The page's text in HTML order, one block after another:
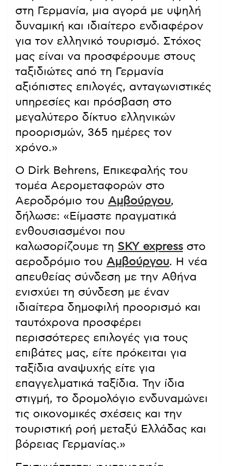
στη Γερμανία, μια αγορά με υψηλή
δυναμική και ιδιαίτερο ενδιαφέρον
για τον ελληνικό τουρισμό. Στόχος
μας είναι να προσφέρουμε στους
ταξιδιώτες από τη Γερμανία
αξιόπιστες επιλογές, ανταγωνιστικές
υπηρεσίες και πρόσβαση στο
μεγαλύτερο δίκτυο ελληνικών
προορισμών, 365 ημέρες τον
χρόνο.»
Ο Dirk Behrens, Επικεφαλής του
τομέα Αερομεταφορών στο
Αεροδρόμιο του Αμβούργου,
δήλωσε: «Είμαστε πραγματικά
ενθουσιασμένοι που
καλωσορίζουμε τη SKY express στο
αεροδρόμιο του Αμβούργου. Η νέα
απευθείας σύνδεση με την Αθήνα
ενισχύει τη σύνδεση με έναν
ιδιαίτερα δημοφιλή προορισμό και
ταυτόχρονα προσφέρει
περισσότερες επιλογές για τους
επιβάτες μας, είτε πρόκειται για
ταξίδια αναψυχής είτε για
επαγγελματικά ταξίδια. Την ίδια
στιγμή, το δρομολόγιο ενδυναμώνει
τις οικονομικές σχέσεις και την
τουριστική ροή μεταξύ Ελλάδας και
βόρειας Γερμανίας.»